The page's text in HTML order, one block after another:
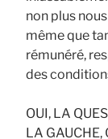
non plus
même que
rémunéré,
des
OUI, LA
LA GAUCHE,